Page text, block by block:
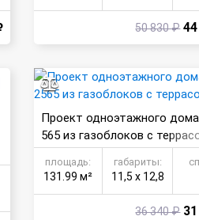
50 830 ₽
Проект одноэтажного
565 из газоблоков с
площадь:
131.99 м²
габариты:
11,5 х 12,8
36 340 ₽